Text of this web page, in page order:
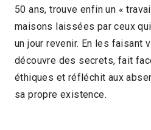
50 ans, trouve enfin un «
maisons laissées par ceux
un jour revenir. En les faisant
découvre des secrets, fait
éthiques et réfléchit aux
sa propre existence.